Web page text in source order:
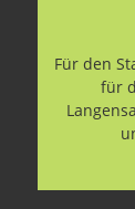
Für den
für